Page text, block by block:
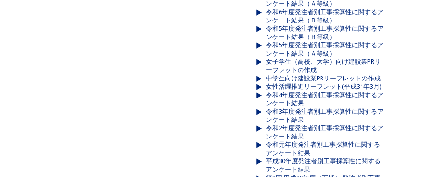
ンケート結果（Ａ等級）
令和6年度発注者別工事採算性に関するア
ンケート結果（Ｂ等級）
令和5年度発注者別工事採算性に関するア
ンケート結果（Ｂ等級）
令和5年度発注者別工事採算性に関するア
ンケート結果（Ａ等級）
女子学生（高校、大学）向け建設業PRリ
ーフレットの作成
中学生向け建設業PRリーフレットの作成
女性活躍推進リーフレット(平成31年3月)
令和4年度発注者別工事採算性に関するア
ンケート結果
令和3年度発注者別工事採算性に関するア
ンケート結果
令和2年度発注者別工事採算性に関するア
ンケート結果
令和元年度発注者別工事採算性に関する
アンケート結果
平成30年度発注者別工事採算性に関する
アンケート結果